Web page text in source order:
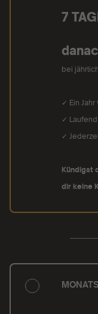
7
bei
✓ Ein
✓
✓
Kündigst
dir keine